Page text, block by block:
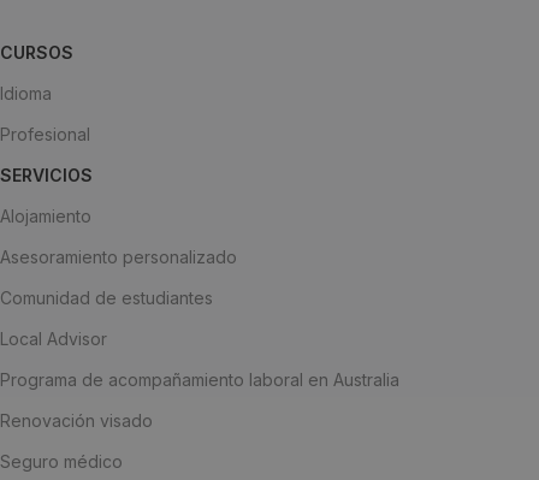
CURSOS
Idioma
Profesional
SERVICIOS
Alojamiento
Asesoramiento personalizado
Comunidad de estudiantes
Local Advisor
Programa de acompañamiento laboral en Australia
Renovación visado
Seguro médico